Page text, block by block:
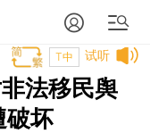
试听
T中
法移民舆
破坏